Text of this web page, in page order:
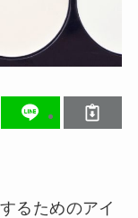
るためのアイ